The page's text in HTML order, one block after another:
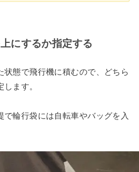
にするか指定する
状態で飛行機に積むので、どちら
ます。
で輪行袋には自転車やバッグを入